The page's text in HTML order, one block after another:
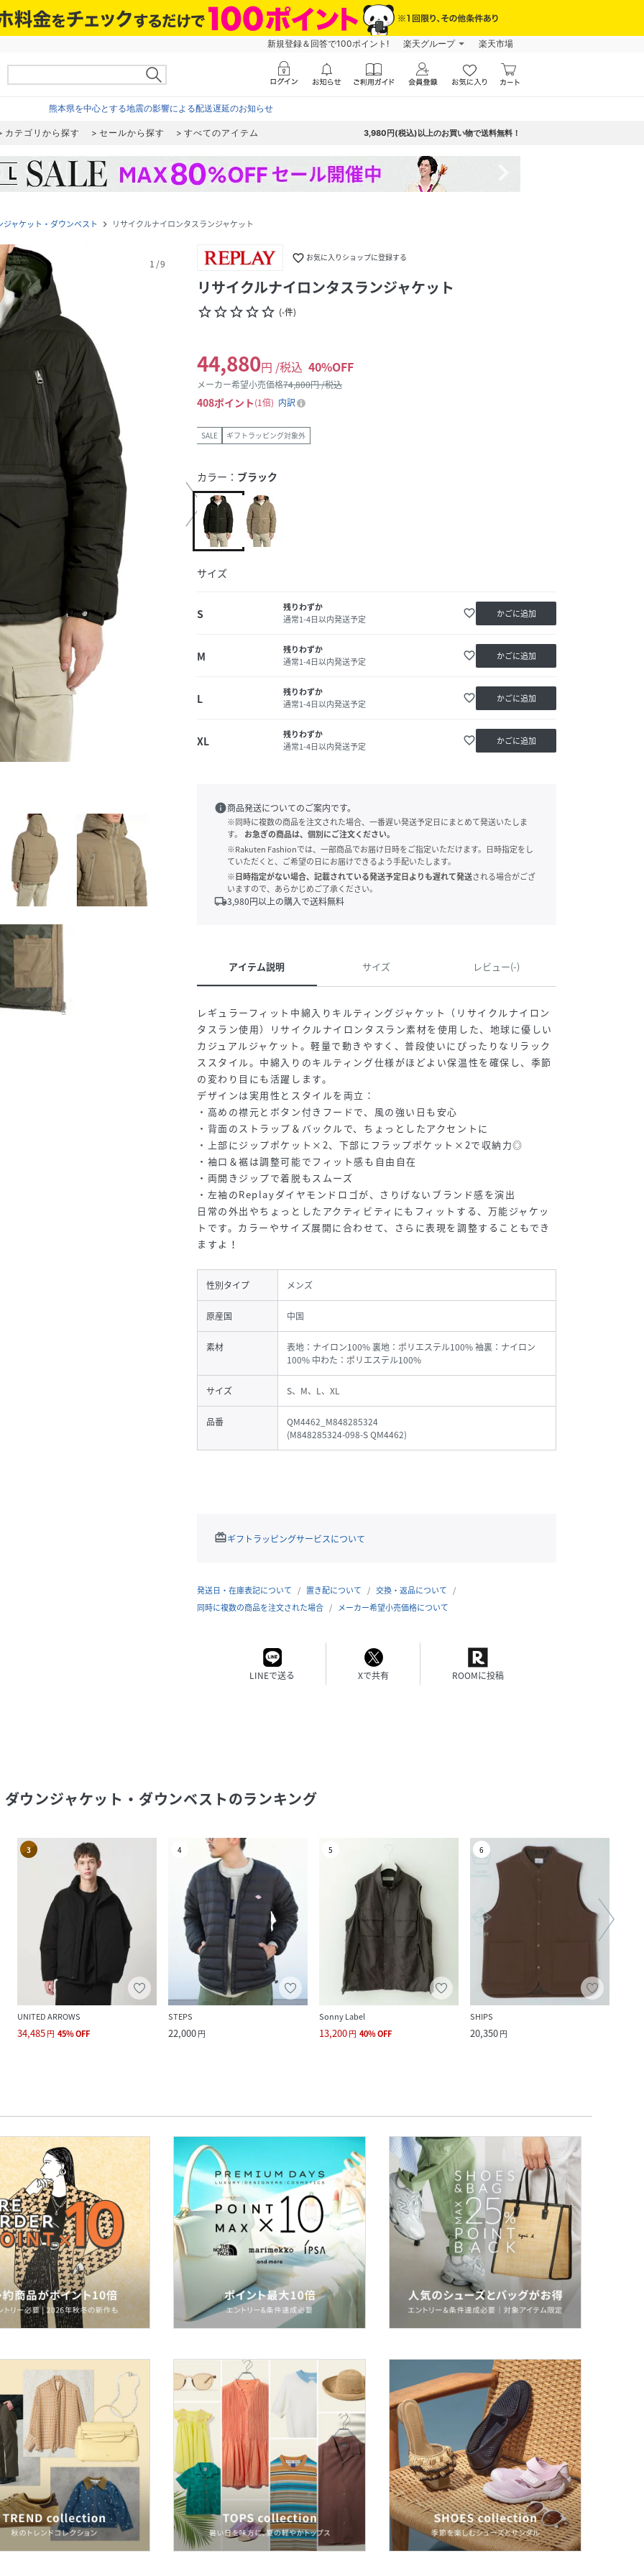
新規登録＆回答で100ポイント! 楽天グループ 楽天市場
熊本県を中心とする地震の影響による配送遅延のお知らせ
カテゴリから探す セールから探す すべてのアイテム 3,980円(税込)以上のお買い物で送料無料！
ジャケット・ダウンベスト navigate_next リサイクルナイロンタスランジャケット
1 /9 favorite_border お気に入りショップに登録する
リサイクルナイロンタスランジャケット
star_borderstar_borderstar_borderstar_borderstar_border (-件)
44,880円 /税込 40%OFF
メーカー希望小売価格74,800円 /税込
408ポイント 1倍 内訳
SALE ギフトラッピング対象外
カラー： ブラック
サイズ
S
残りわずか
通常1-4日以内発送予定
favorite_border かごに追加
M
残りわずか
通常1-4日以内発送予定
favorite_border かごに追加
L
残りわずか
通常1-4日以内発送予定
favorite_border かごに追加
XL
残りわずか
通常1-4日以内発送予定
favorite_border かごに追加
info商品発送についてのご案内です。
※同時に複数の商品を注文された場合、一番遅い発送予定日にまとめて発送いたしま
す。
お急ぎの商品は、個別にご注文ください。
※Rakuten Fashionでは、一部商品でお届け日時をご指定いただけます。日時指定をし
ていただくと、ご希望の日にお届けできるよう手配いたします。
※日時指定がない場合、記載されている発送予定日よりも遅れて発送される場合がござ
いますので、あらかじめご了承ください。
local_shipping3,980円以上の購入で送料無料
アイテム説明 サイズ レビュー(-)
レギュラーフィット中綿入りキルティングジャケット（リサイクルナイロン
タスラン使用）リサイクルナイロンタスラン素材を使用した、地球に優しい
カジュアルジャケット。軽量で動きやすく、普段使いにぴったりなリラック
ススタイル。中綿入りのキルティング仕様がほどよい保温性を確保し、季節
の変わり目にも活躍します。
デザインは実用性とスタイルを両立：
・高めの襟元とボタン付きフードで、風の強い日も安心
・背面のストラップ＆バックルで、ちょっとしたアクセントに
・上部にジップポケット×2、下部にフラップポケット×2で収納力◎
・袖口＆裾は調整可能でフィット感も自由自在
・両開きジップで着脱もスムーズ
・左袖のReplayダイヤモンドロゴが、さりげないブランド感を演出
日常の外出やちょっとしたアクティビティにもフィットする、万能ジャケッ
トです。カラーやサイズ展開に合わせて、さらに表現を調整することもでき
ますよ！
性別タイプ メンズ
原産国 中国
素材
表地：ナイロン100% 裏地：ポリエステル100% 袖裏：ナイロン
100% 中わた：ポリエステル100%
サイズ S、M、L、XL
品番
QM4462_M848285324
(M848285324-098-S QM4462)
redeemギフトラッピングサービスについて
発送日・在庫表記について 置き配について
交換・返品について
同時に複数の商品を注文された場合
メーカー希望小売価格について
LINEで送る Xで共有 ROOMに投稿
ダウンジャケット・ダウンベストのランキング
3
UNITED ARROWS
34,485円 45%OFF
4
STEPS
22,000円
5
Sonny Label
13,200円 40%OFF
6
SHIPS
20,350円